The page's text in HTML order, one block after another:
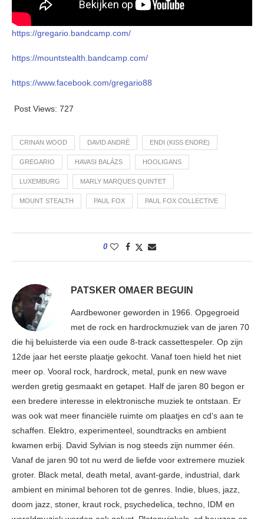
https://gregario.bandcamp.com/
https://mountstealth.bandcamp.com/
https://www.facebook.com/gregario88
Post Views: 727
CRINAN WOOD DAVID ANDRÉ ENDI (KISS ENDRE)
GREGARIO HAVASI BALÁZS HOOLIGANS
LUXEMBURG MARLY MARQUES QUINTET
MOUNT STEALTH PAUL FOX PAUL FOX COLLECTIVE
0
PATSKER OMAER BEGUIN
Aardbewoner geworden in 1966. Opgegroeid
met de rock en hardrockmuziek van de jaren 70
die hij beluisterde via een oude 8-track cassettespeler. Op zijn
12de jaar het eerste plaatje gekocht. Vanaf toen hield het niet
meer op. Vooral rock, hardrock, metal, punk en new wave
werden gretig gesmaakt en getapet. Half de jaren 80 begon er
een bredere interesse in elektronische muziek te ontstaan. Er
was ook wat meer financiële ruimte om plaatjes en cd’s aan te
schaffen. Elektro, experimenteel, soundtracks en ambient
kwamen erbij. David Sylvian is nog steeds zijn nummer één.
Vanaf de jaren 90 tot nu werd de liefde voor extremere muziek
groter. Black metal, death metal, avant-garde, industrial, dark
ambient en minimal behoren tot de genres. Indie, blues, jazz,
doom jazz, stoner, kraut rock, psychedelica, techno, IDM en